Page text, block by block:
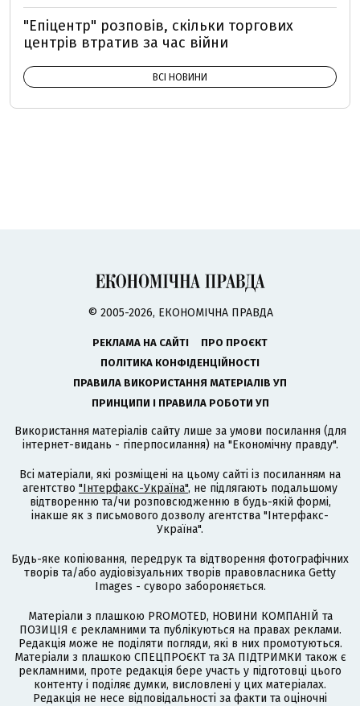
"Епіцентр" розповів, скільки торгових
центрів втратив за час війни
ВСІ НОВИНИ
© 2005-2026, ЕКОНОМІЧНА ПРАВДА
РЕКЛАМА НА САЙТІ
ПРО ПРОЄКТ
ПОЛІТИКА КОНФІДЕНЦІЙНОСТІ
ПРАВИЛА ВИКОРИСТАННЯ МАТЕРІАЛІВ УП
ПРИНЦИПИ І ПРАВИЛА РОБОТИ УП
Використання матеріалів сайту лише за умови посилання (для
інтернет-видань - гіперпосилання) на "Економічну правду".
Всі матеріали, які розміщені на цьому сайті із посиланням на
агентство "Інтерфакс-Україна", не підлягають подальшому
відтворенню та/чи розповсюдженню в будь-якій формі,
інакше як з письмового дозволу агентства "Інтерфакс-
Україна".
Будь-яке копіювання, передрук та відтворення фотографічних
творів та/або аудіовізуальних творів правовласника Getty
Images - суворо забороняється.
Матеріали з плашкою PROMOTED, НОВИНИ КОМПАНІЙ та
ПОЗИЦІЯ є рекламними та публікуються на правах реклами.
Редакція може не поділяти погляди, які в них промотуються.
Матеріали з плашкою СПЕЦПРОЄКТ та ЗА ПІДТРИМКИ також є
рекламними, проте редакція бере участь у підготовці цього
контенту і поділяє думки, висловлені у цих матеріалах.
Редакція не несе відповідальності за факти та оціночні